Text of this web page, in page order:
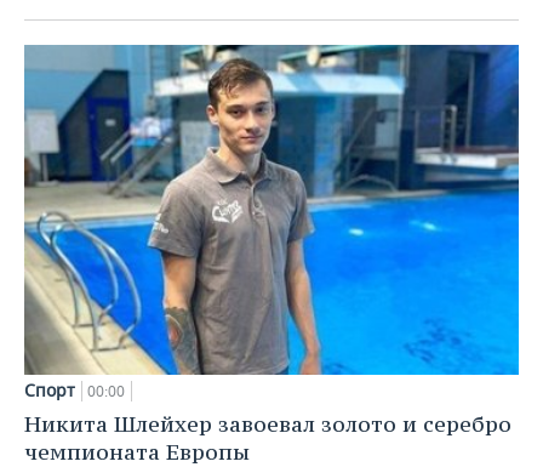
Спорт 00:00
Никита Шлейхер завоевал золото и серебро
чемпионата Европы